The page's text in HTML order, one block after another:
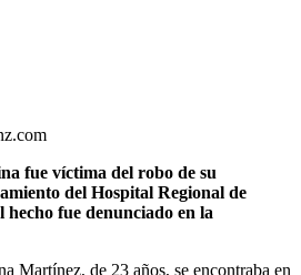
del Hospital Regional de
fue denunciado en la
Martínez, de 23 años, se encontraba en